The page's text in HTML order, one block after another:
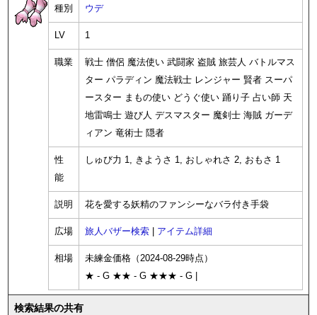
種別 ウデ
LV 1
職業
戦士 僧侶 魔法使い 武闘家 盗賊 旅芸人 バトルマス
ター パラディン 魔法戦士 レンジャー 賢者 スーパ
ースター まもの使い どうぐ使い 踊り子 占い師 天
地雷鳴士 遊び人 デスマスター 魔剣士 海賊 ガーデ
ィアン 竜術士 隠者
性
能
しゅび力 1, きようさ 1, おしゃれさ 2, おもさ 1
説明 花を愛する妖精のファンシーなバラ付き手袋
広場 旅人バザー検索 アイテム詳細
相場
未練金価格（2024-08-29時点）
★ - G ★★ - G ★★★ - G |
検索結果の共有